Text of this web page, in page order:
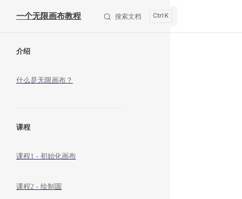
Skip to content
一个无限画布教程 搜索文档 K
介绍
什么是无限画布？
课程
课程1 - 初始化画布
课程2 - 绘制圆